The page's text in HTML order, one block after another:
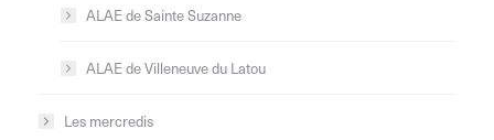
ALAE de Sainte Suzanne
ALAE de Villeneuve du Latou
Les mercredis